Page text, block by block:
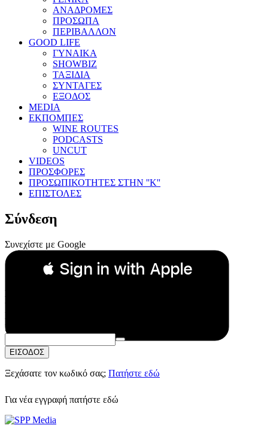
ΑΝΑΔΡΟΜΕΣ
ΠΡΟΣΩΠΑ
ΠΕΡΙΒΑΛΛΟΝ
GOOD LIFE
ΓΥΝΑΙΚΑ
SHOWBIZ
ΤΑΞΙΔΙΑ
ΣΥΝΤΑΓΕΣ
ΕΞΟΔΟΣ
MEDIA
ΕΚΠΟΜΠΕΣ
WINE ROUTES
PODCASTS
UNCUT
VIDEOS
ΠΡΟΣΦΟΡΕΣ
ΠΡΟΣΩΠΙΚΟΤΗΤΕΣ ΣΤΗΝ ''Κ''
ΕΠΙΣΤΟΛΕΣ
Σύνδεση
Συνεχίστε με Google
 Sign in with Apple
Συνεχίστε με Apple
ή
Email:
Κωδικός Πρόσβασης:
ΕΙΣΟΔΟΣ
Ξεχάσατε τον κωδικό σας; Πατήστε εδώ
Για νέα εγγραφή πατήστε εδώ